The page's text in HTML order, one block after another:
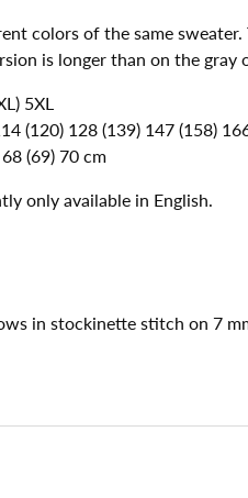
colors of the same sweater.
is longer than on the gray
5XL
(120) 128 (139) 147 (158)
(69) 70 cm
only available in English.
in stockinette stitch on 7